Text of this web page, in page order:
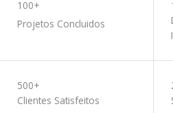
100+
Projetos Concluidos
500+
Clientes Satisfeitos